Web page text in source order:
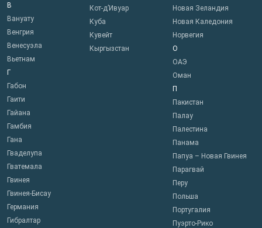
В
Вануату
Венгрия
Венесуэла
Вьетнам
Г
Габон
Гаити
Гайана
Гамбия
Гана
Гваделупа
Гватемала
Гвинея
Гвинея-Бисау
Германия
Гибралтар
Кот-д’Ивуар
Куба
Кувейт
Кыргызстан
Новая Зеландия
Новая Каледония
Норвегия
О
ОАЭ
Оман
П
Пакистан
Палау
Палестина
Панама
Папуа – Новая Гвинея
Парагвай
Перу
Польша
Португалия
Пуэрто-Рико